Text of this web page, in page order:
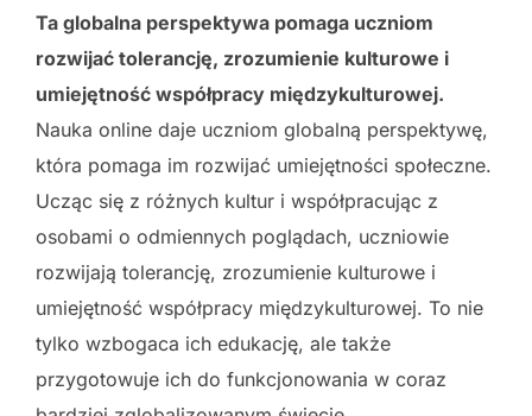
Ta globalna perspektywa pomaga uczniom
rozwijać tolerancję, zrozumienie kulturowe i
umiejętność współpracy międzykulturowej.
Nauka online daje uczniom globalną perspektywę,
która pomaga im rozwijać umiejętności społeczne.
Ucząc się z różnych kultur i współpracując z
osobami o odmiennych poglądach, uczniowie
rozwijają tolerancję, zrozumienie kulturowe i
umiejętność współpracy międzykulturowej. To nie
tylko wzbogaca ich edukację, ale także
przygotowuje ich do funkcjonowania w coraz